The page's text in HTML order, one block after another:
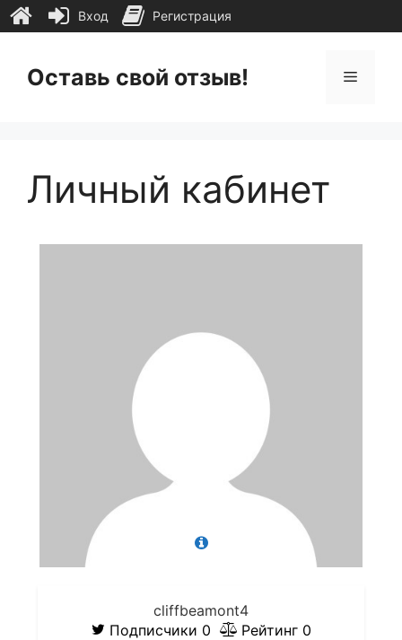
содержимому
Оставь свой отзыв! Меню
Личный кабинет
cliffbeamont4
Подписчики 0 Рейтинг 0
Вход Регистрация